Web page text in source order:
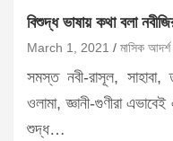
বিশুদ্ধ ভাষায় কথা বলা
March 1, 2021 মাসিক আদর্শ
সমস্ত নবী-রাসূল,
ওলামা, জ্ঞানী-গুণীরা
শুদ্ধ…